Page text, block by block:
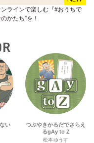
ラインで楽しむ『#おうちで
かたち”を！
い
つぶやきかるだでさらえ
るgAy to Z
松本ゆうす